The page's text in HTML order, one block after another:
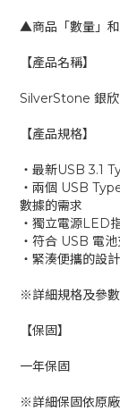
▲商品「數量」
【產品名稱】
SilverStone 銀
【產品規格】
‧最新USB 3.1
‧兩個 USB
數據的需求
‧獨立電源LED
‧符合 USB 電池
‧緊湊便攜的設計
※詳細規格及參
【保固】
一年保固
※詳細保固依原